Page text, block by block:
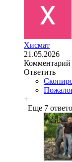
Хисмат
21.05.2026
Комментарий
Ответить
+
Еще 7